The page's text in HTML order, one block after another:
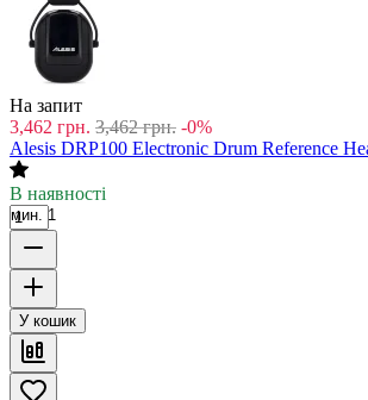
На запит
3,462 грн. 3,462 грн. -0%
Alesis DRP100 Electronic Drum Reference
В наявності
мин. 1
У кошик